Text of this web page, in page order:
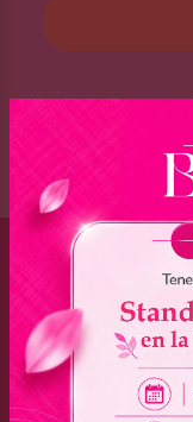
(045)
(045)